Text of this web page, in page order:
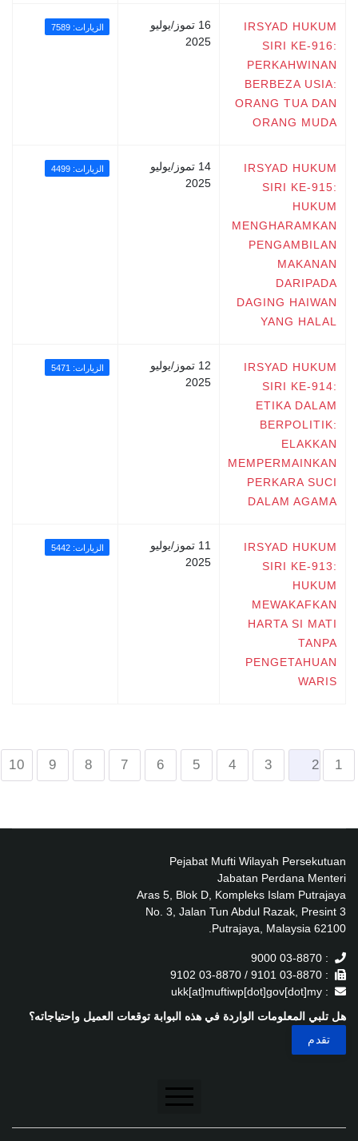
IRSYAD HUKUM
SIRI KE-916:
PERKAHWINAN
BERBEZA USIA:
ORANG TUA DAN
ORANG MUDA
16 تموز/يوليو
2025
الزيارات: 7589
IRSYAD HUKUM
SIRI KE-915:
HUKUM
MENGHARAMKAN
PENGAMBILAN
MAKANAN
DARIPADA
DAGING HAIWAN
YANG HALAL
14 تموز/يوليو
2025
الزيارات: 4499
IRSYAD HUKUM
SIRI KE-914:
ETIKA DALAM
BERPOLITIK:
ELAKKAN
MEMPERMAINKAN
PERKARA SUCI
DALAM AGAMA
12 تموز/يوليو
2025
الزيارات: 5471
IRSYAD HUKUM
SIRI KE-913:
HUKUM
MEWAKAFKAN
HARTA SI MATI
TANPA
PENGETAHUAN
WARIS
11 تموز/يوليو
2025
الزيارات: 5442
1
2
3
4
5
6
7
8
9
10
Pejabat Mufti Wilayah Persekutuan
Jabatan Perdana Menteri
Aras 5, Blok D, Kompleks Islam Putrajaya
No. 3, Jalan Tun Abdul Razak, Presint 3
62100 Putrajaya, Malaysia.
: 03-8870 9000
: 03-8870 9101 / 03-8870 9102
: ukk[at]muftiwp[dot]gov[dot]my
هل تلبي المعلومات الواردة في هذه البوابة توقعات العميل واحتياجاته؟
تنصل